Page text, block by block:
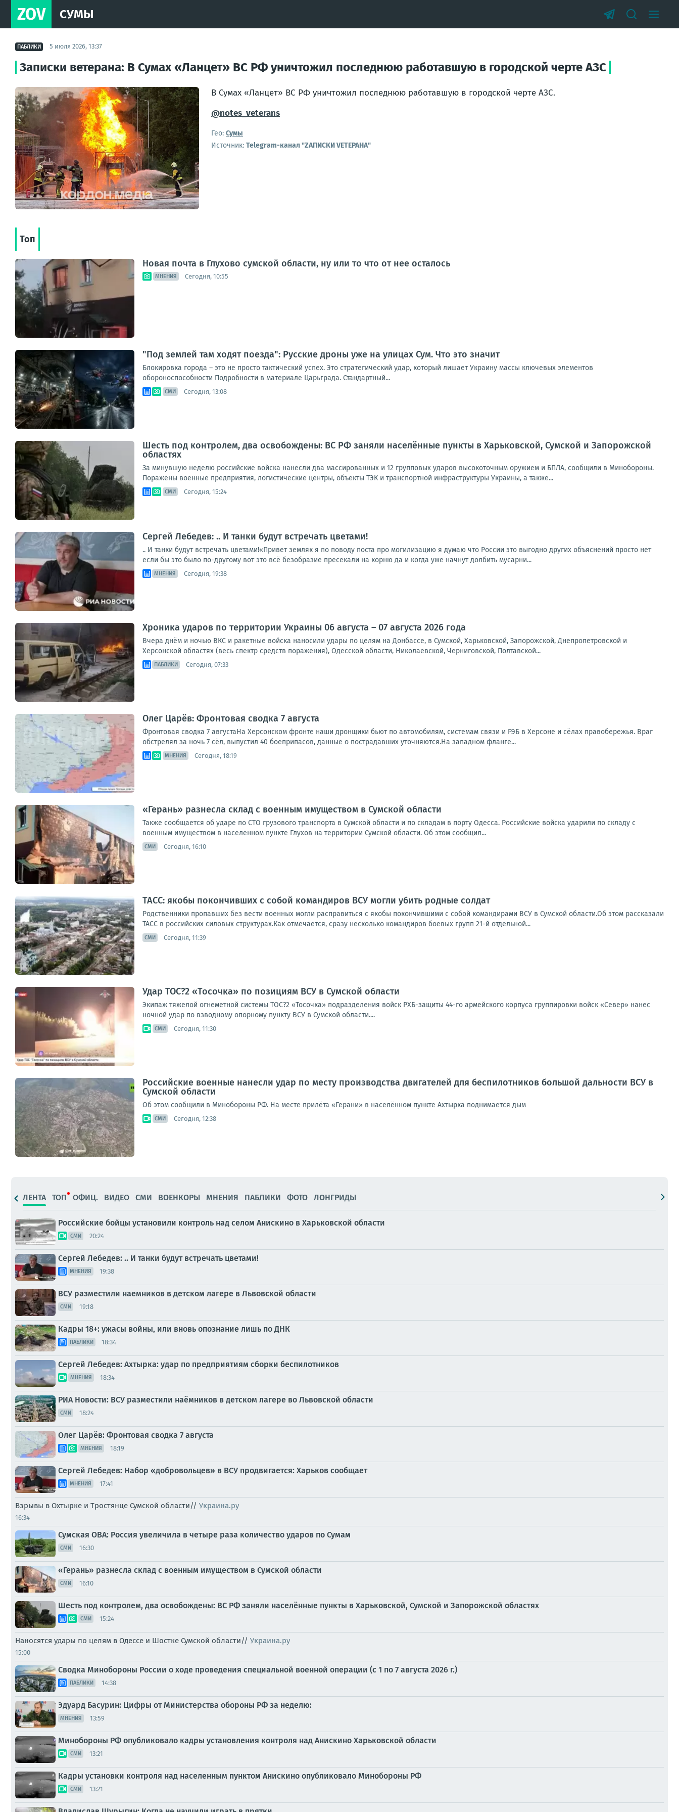
ZOV СУМЫ
ПАБЛИКИ 5 июля 2026, 13:37
Записки ветерана: В Сумах «Ланцет» ВС РФ уничтожил последнюю работавшую в городской черте АЗС
В Сумах «Ланцет» ВС РФ уничтожил последнюю работавшую в городской черте АЗС.
@notes_veterans
Гео: Сумы
Источник: Telegram-канал "ZАПИСКИ VЕТЕРАНА"
Топ
Новая почта в Глухово сумской области, ну или то что от нее осталось
МНЕНИЯ Сегодня, 10:55
"Под землей там ходят поезда": Русские дроны уже на улицах Сум. Что это значит
Блокировка города – это не просто тактический успех. Это стратегический удар, который лишает Украину массы ключевых элементов
обороноспособности Подробности в материале Царьграда. Стандартный...
СМИ Сегодня, 13:08
Шесть под контролем, два освобождены: ВС РФ заняли населённые пункты в Харьковской, Сумской и Запорожской
областях
За минувшую неделю российские войска нанесли два массированных и 12 групповых ударов высокоточным оружием и БПЛА, сообщили в Минобороны.
Поражены военные предприятия, логистические центры, объекты ТЭК и транспортной инфраструктуры Украины, а также...
СМИ Сегодня, 15:24
Сергей Лебедев: .. И танки будут встречать цветами!
.. И танки будут встречать цветами!«Привет земляк я по поводу поста про могилизацию я думаю что России это выгодно других объяснений просто нет
если бы это было по-другому вот это всё безобразие пресекали на корню да и когда уже начнут долбить мусарни...
МНЕНИЯ Сегодня, 19:38
Хроника ударов по территории Украины 06 августа – 07 августа 2026 года
Вчера днём и ночью ВКС и ракетные войска наносили удары по целям на Донбассе, в Сумской, Харьковской, Запорожской, Днепропетровской и
Херсонской областях (весь спектр средств поражения), Одесской области, Николаевской, Черниговской, Полтавской...
ПАБЛИКИ Сегодня, 07:33
Олег Царёв: Фронтовая сводка 7 августа
Фронтовая сводка 7 августаНа Херсонском фронте наши дронщики бьют по автомобилям, системам связи и РЭБ в Херсоне и сёлах правобережья. Враг
обстрелял за ночь 7 сёл, выпустил 40 боеприпасов, данные о пострадавших уточняются.На западном фланге...
МНЕНИЯ Сегодня, 18:19
«Герань» разнесла склад с военным имуществом в Сумской области
Также сообщается об ударе по СТО грузового транспорта в Сумской области и по складам в порту Одесса. Российские войска ударили по складу с
военным имуществом в населенном пункте Глухов на территории Сумской области. Об этом сообщил...
СМИ Сегодня, 16:10
ТАСС: якобы покончивших с собой командиров ВСУ могли убить родные солдат
Родственники пропавших без вести военных могли расправиться с якобы покончившими с собой командирами ВСУ в Сумской области.Об этом рассказали
ТАСС в российских силовых структурах.Как отмечается, сразу несколько командиров боевых групп 21-й отдельной...
СМИ Сегодня, 11:39
Удар ТОС?2 «Тосочка» по позициям ВСУ в Сумской области
Эки­паж тяже­лой огне­мет­ной систе­мы ТОС?2 «Тосоч­ка» под­раз­де­ле­ния войск РХБ-защи­ты 44-го армей­ско­го кор­пу­са груп­пи­ров­ки войск «Север» нанес
ноч­ной удар по взвод­но­му опор­но­му пунк­ту ВСУ в Сум­ской обла­сти....
СМИ Сегодня, 11:30
Российские военные нанесли удар по месту производства двигателей для беспилотников большой дальности ВСУ в
Сумской области
Об этом сообщили в Минобороны РФ. На месте прилёта «Герани» в населённом пункте Ахтырка поднимается дым
СМИ Сегодня, 12:38
ЛЕНТА ТОП ОФИЦ. ВИДЕО СМИ ВОЕНКОРЫ МНЕНИЯ ПАБЛИКИ ФОТО ЛОНГРИДЫ
Российские бойцы установили контроль над селом Анискино в Харьковской области
СМИ 20:24
Сергей Лебедев: .. И танки будут встречать цветами!
МНЕНИЯ 19:38
ВСУ разместили наемников в детском лагере в Львовской области
СМИ 19:18
Кадры 18+: ужасы войны, или вновь опознание лишь по ДНК
ПАБЛИКИ 18:34
Сергей Лебедев: Ахтырка: удар по предприятиям сборки беспилотников
МНЕНИЯ 18:34
РИА Новости: ВСУ разместили наёмников в детском лагере во Львовской области
СМИ 18:24
Олег Царёв: Фронтовая сводка 7 августа
МНЕНИЯ 18:19
Сергей Лебедев: Набор «добровольцев» в ВСУ продвигается: Харьков сообщает
МНЕНИЯ 17:41
Взрывы в Охтырке и Тростянце Сумской области// Украина.ру
16:34
Сумская ОВА: Россия увеличила в четыре раза количество ударов по Сумам
СМИ 16:30
«Герань» разнесла склад с военным имуществом в Сумской области
СМИ 16:10
Шесть под контролем, два освобождены: ВС РФ заняли населённые пункты в Харьковской, Сумской и Запорожской областях
СМИ 15:24
Наносятся удары по целям в Одессе и Шостке Сумской области// Украина.ру
15:00
Сводка Минобороны России о ходе проведения специальной военной операции (с 1 по 7 августа 2026 г.)
ПАБЛИКИ 14:38
Эдуард Басурин: Цифры от Министерства обороны РФ за неделю:
МНЕНИЯ 13:59
Минобороны РФ опубликовало кадры установления контроля над Анискино Харьковской области
СМИ 13:21
Кадры установки контроля над населенным пунктом Анискино опубликовало Минобороны РФ
СМИ 13:21